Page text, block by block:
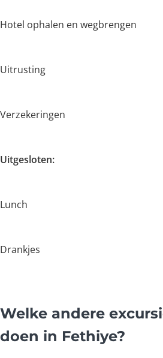
Hotel ophalen en wegbrengen
Uitrusting
Verzekeringen
Uitgesloten:
Lunch
Drankjes
Welke andere
doen in Fethiye?